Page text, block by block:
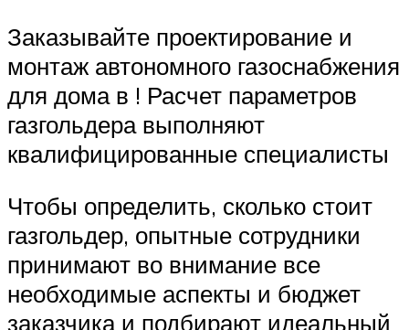
Заказывайте проектирование и
монтаж автономного газоснабжения
для дома в ! Расчет параметров
газгольдера выполняют
квалифицированные специалисты
Чтобы определить, сколько стоит
газгольдер, опытные сотрудники
принимают во внимание все
необходимые аспекты и бюджет
заказчика и подбирают идеальный